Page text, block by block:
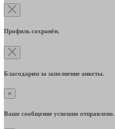
Профиль сохранён.
Благодарим за заполнение анкеты.
×
Ваше сообщение успешно отправлено.